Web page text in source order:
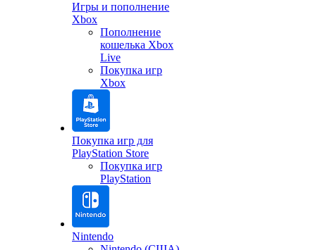
Игры и пополнение
Xbox
Пополнение
кошелька Xbox
Live
Покупка игр
Xbox
Покупка игр для
PlayStation Store
Покупка игр
PlayStation
Nintendo